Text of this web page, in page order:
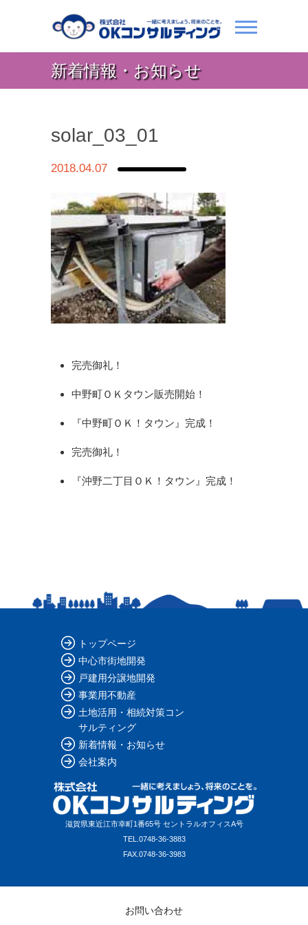
新着情報・お知らせ
solar_03_01
2018.04.07
完売御礼！
中野町ＯＫタウン販売開始！
『中野町ＯＫ！タウン』完成！
完売御礼！
『沖野二丁目ＯＫ！タウン』完成！
トップページ
中心市街地開発
戸建用分譲地開発
事業用不動産
土地活用・相続対策コン
サルティング
新着情報・お知らせ
会社案内
滋賀県東近江市幸町1番65号 セントラルオフィスA号
TEL. 0748-36-3883
FAX. 0748-36-3983
お問い合わせ